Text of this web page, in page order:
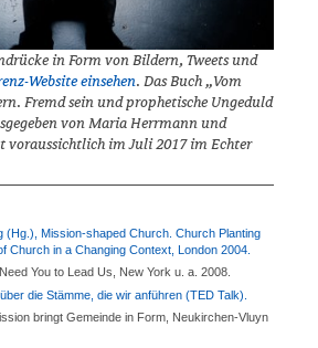
in Form von Bildern, Tweets und
Website einsehen. Das Buch „Vom
Fremd sein und prophetische Ungeduld
von Maria Herrmann und
voraussichtlich im Juli 2017 im Echter
(Hg.), Mission-shaped Church. Church Planting
Church in a Changing Context, London 2004.
You to Lead Us, New York u. a. 2008.
die Stämme, die wir anführen (TED Talk).
bringt Gemeinde in Form, Neukirchen-Vluyn